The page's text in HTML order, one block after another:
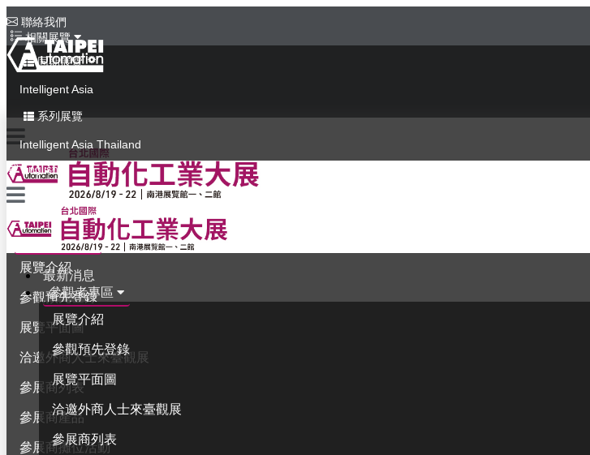
聯絡我們
相關展覽
同期展覽
Intelligent Asia
系列展覽
Intelligent Asia Thailand
English
最新消息
參觀者專區
展覽介紹
參觀預先登錄
展覽平面圖
洽邀外商人士來臺觀展
參展商列表
最新消息
參觀者專區
展覽介紹
參觀預先登錄
展覽平面圖
洽邀外商人士來臺觀展
參展商列表
參展商產品
參展商攤位活動